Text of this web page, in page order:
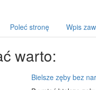
Poleć stronę Wpis
warto:
Bielsze zęby bez